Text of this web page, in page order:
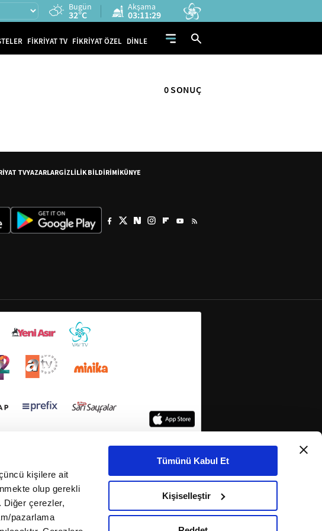
kişilere ait
olup gerekli
Diğer çerezler,
pazarlama
Tümünü Kabul Et
Kişiselleştir
Bugün
32°C
Akşama
03:11:29
FİKRİYAT TV FİKRİYAT ÖZEL DİNLE
0 SONUÇ
TVYAZARLARGİZLİLİK BİLDİRİMİKÜNYE